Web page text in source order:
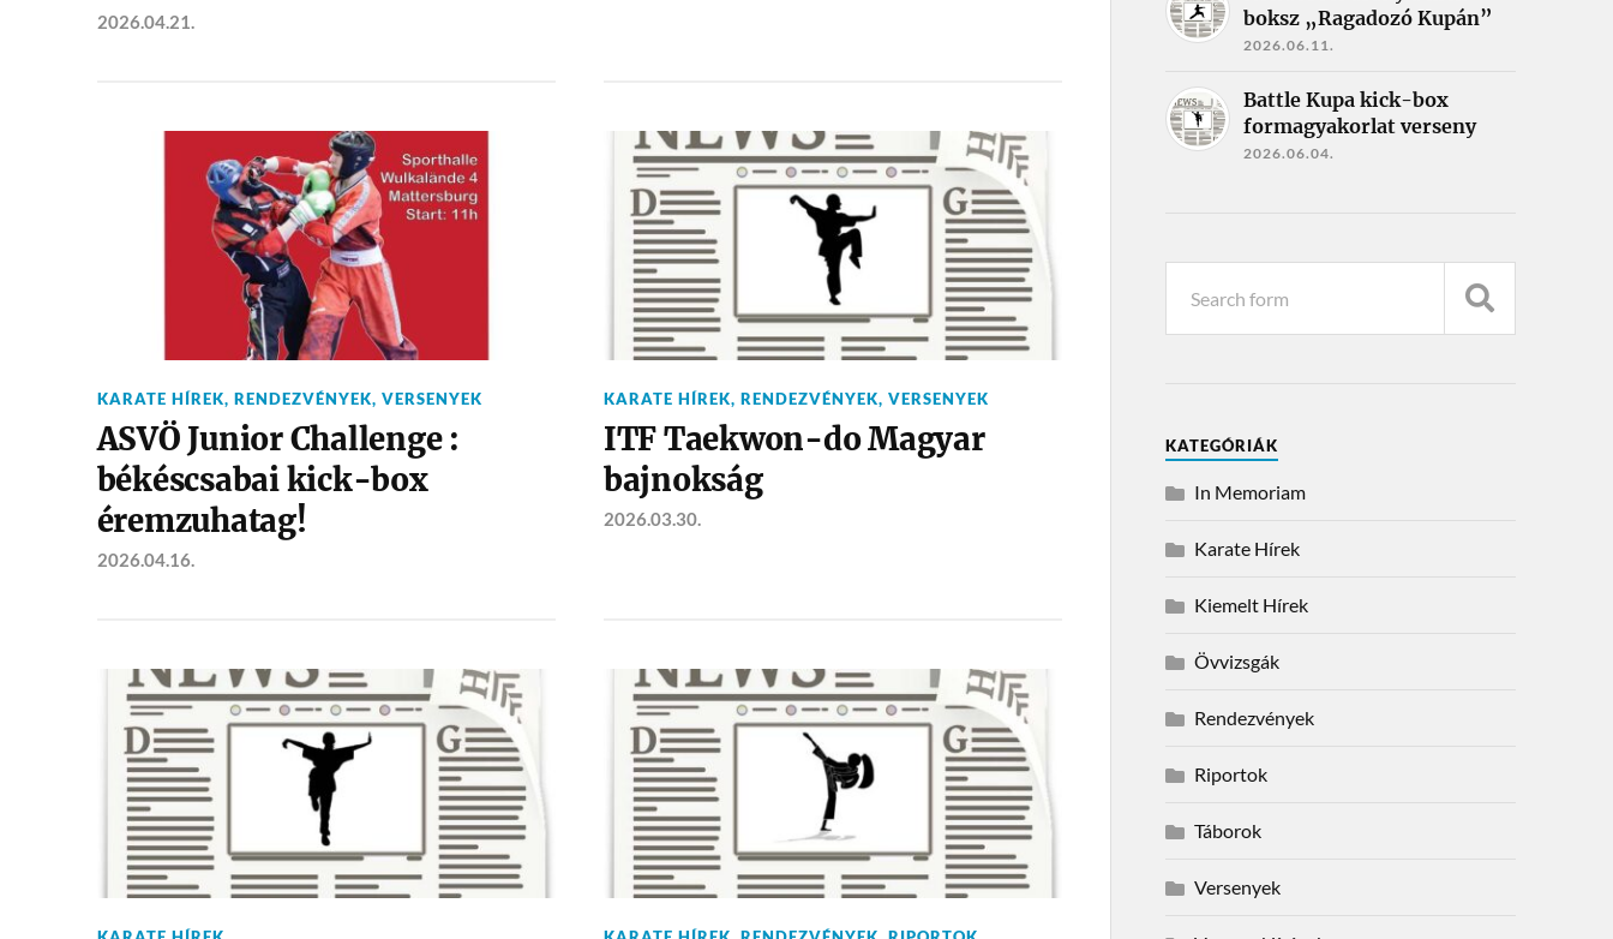
2026.04.21.
KARATE HÍREK, RENDEZVÉNYEK, VERSENYEK
ASVÖ Junior Challenge :
békéscsabai kick-box
éremzuhatag!
2026.04.16.
KARATE HÍREK, RENDEZVÉNYEK, VERSENYEK
ITF Taekwon-do Magyar
bajnokság
2026.03.30.
boksz „Ragadozó Kupán”
2026.06.11.
Battle Kupa kick-box
formagyakorlat verseny
2026.06.04.
KATEGÓRIÁK
In Memoriam
Karate Hírek
Kiemelt Hírek
Övvizsgák
Rendezvények
Riportok
Táborok
Versenyek